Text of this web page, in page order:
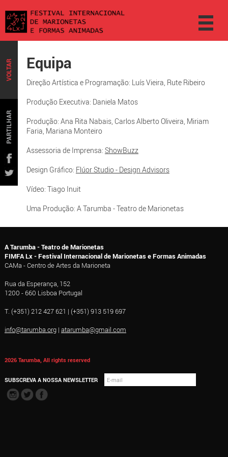
VOLTAR
PARTILHAR
Equipa
Direção Artística e Programação: Luís Vieira, Rute Ribeiro
Produção Executiva: Daniela Matos
Produção: Ana Rita Nabais, Carlos Alberto Oliveira, Miriam
Faria, Mariana Monteiro
Assessoria de Imprensa: ShowBuzz
Design Gráfico: Flúor Studio - Design Advisors
Vídeo: Tiago Inuit
Uma Produção: A Tarumba - Teatro de Marionetas
A Tarumba - Teatro de Marionetas
FIMFA Lx - Festival Internacional de Marionetas e Formas Animadas
CAMa - Centro de Artes da Marioneta
Rua da Esperança, 152
1200 - 660 Lisboa Portugal
T. (+351) 212 427 621 | (+351) 913 519 697
info@tarumba.org| atarumba@gmail.com
2026 Tarumba, All rights reserved
SUBSCREVA A NOSSA NEWSLETTER